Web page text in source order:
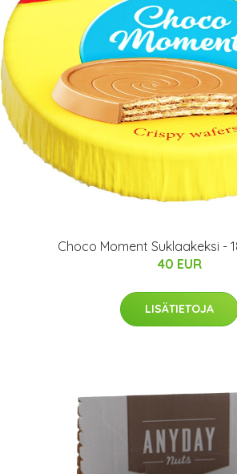
Choco Moment Suklaakeksi -
40 EUR
LISÄTIETOJA